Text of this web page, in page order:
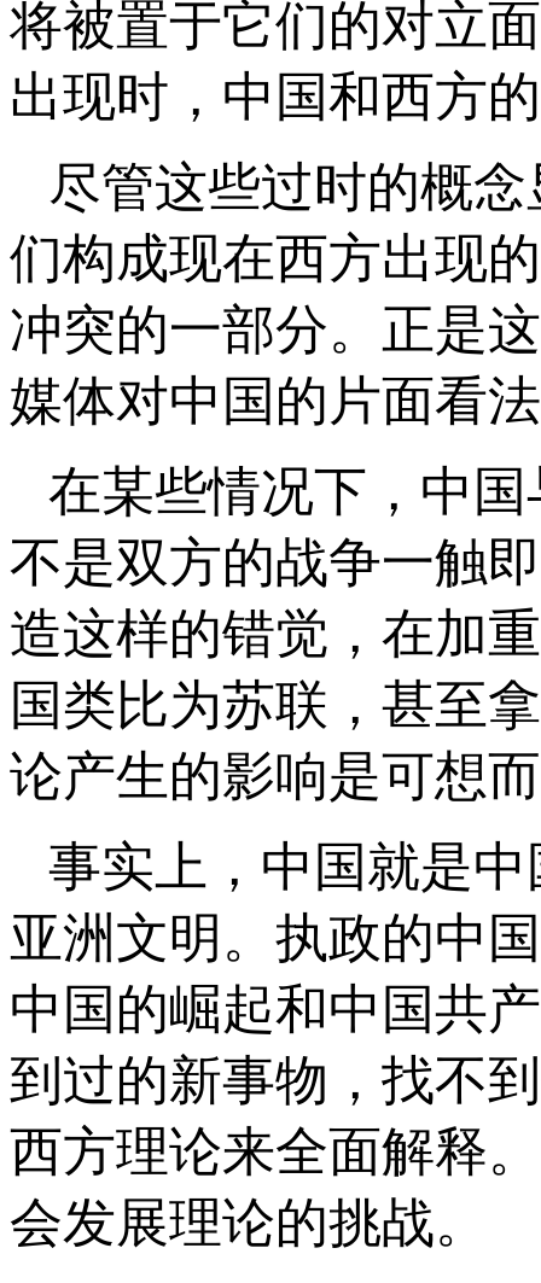
将被置于它们的对立
出现时，中国和西方
尽管这些过时的概
们构成现在西方出现
冲突的一部分。正是
媒体对中国的片面看
在某些情况下，中
不是双方的战争一触
造这样的错觉，在加
国类比为苏联，甚至
论产生的影响是可想
事实上，中国就是
亚洲文明。执政的中
中国的崛起和中国共
到过的新事物，找不
西方理论来全面解释
会发展理论的挑战。